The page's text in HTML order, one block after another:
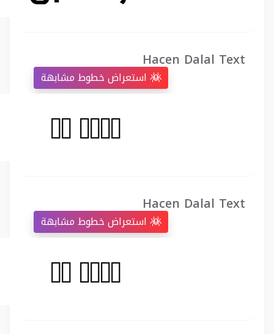
Hacen Dalal Text
Hacen Dalal Text